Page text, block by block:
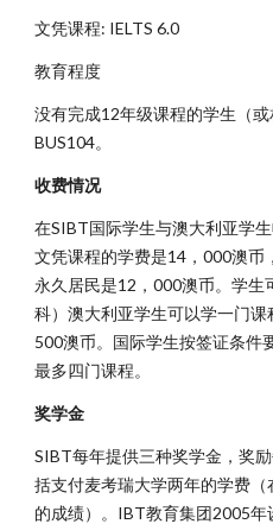
文凭课程: IELTS 6.0
教育程度
没有完成12年级课程的学生（
BUS104。
收费情况
在SIBT国际学生与澳大利亚学
文凭课程的学费是14，000澳币
永久居民是12，000澳币。学生
科）澳大利亚学生可以学一门课
500澳币。国际学生按签证条件
最多四门课程。
奖学金
SIBT每年提供三种奖学金，奖
括支付麦考瑞大学两年的学费
的成绩）。IBT教育集团2005年